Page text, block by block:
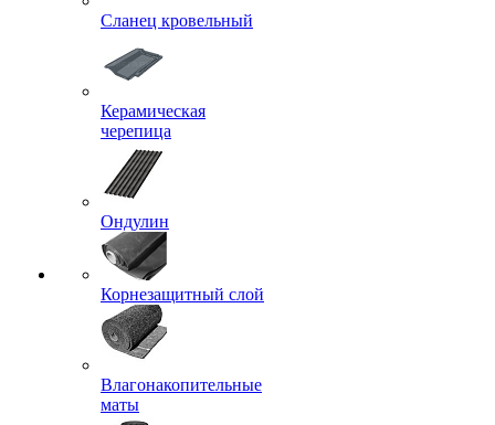
Сланец кровельный
Керамическая
черепица
Ондулин
Корнезащитный слой
Влагонакопительные
маты